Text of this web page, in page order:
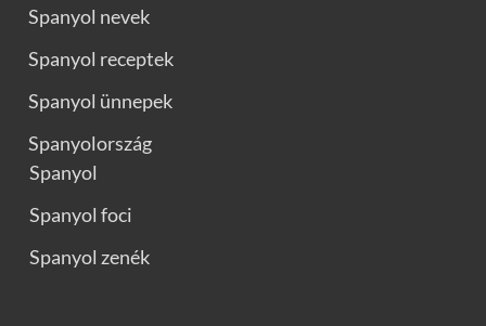
Spanyol nevek
Spanyol receptek
Spanyol ünnepek
Spanyolország
Spanyol
Spanyol foci
Spanyol zenék